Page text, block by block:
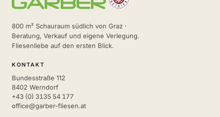
800 m² Schauraum südlich von Graz ·
Beratung, Verkauf und eigene Verlegung.
Fliesenliebe auf den ersten Blick.
KONTAKT
Bundesstraße 112
8402 Werndorf
+43 (0) 3135 54 177
office@garber-fliesen.at